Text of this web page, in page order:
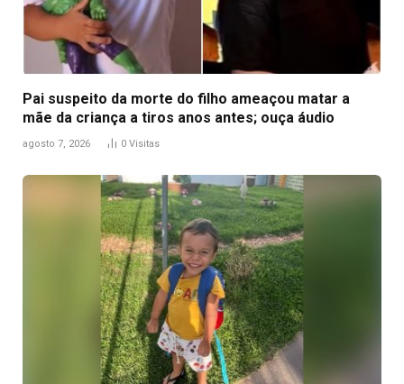
Pai suspeito da morte do filho ameaçou matar a
mãe da criança a tiros anos antes; ouça áudio
agosto 7, 2026 0 Visitas